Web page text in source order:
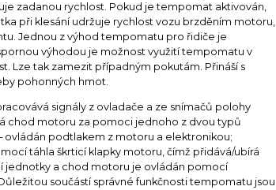
zadanou rychlost. Pokud je tempomat aktivován,
při klesání udržuje rychlost vozu brzděním motoru,
Jednou z výhod tempomatu pro řidiče je
výhodou je možnost využití tempomatu v
Lze tak zamezit případným pokutám. Přináší s
pohonných hmot.
signály z ovladače a ze snímačů polohy
chod motoru za pomoci jednoho z dvou typů
podtlakem z motoru a elektronikou;
táhla škrticí klapky motoru, čímž přidává/ubírá
jednotky a chod motoru je ovládán pomocí
součástí správné funkčnosti tempomatu jsou